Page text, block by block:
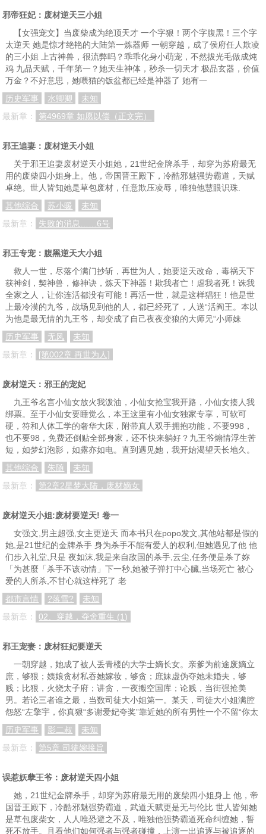
邪帝狂妃：废材逆天三小姐
【女强宠文】当废柴成为绝顶天才 一个字狠！两个字腹黑！三个字
太逆天 她是惊才绝艳的大陆第一炼器师 一朝穿越，成了侯府任人欺凌
的三小姐 上古神兽，很流弊吗？乖乖化身小萌宠，不然拔光毛做成炖
鸡 九品天赋，千年第一？她天生神体，秒杀一切天才 极品玄器，价值
万金？不好意思，她喂猫的饭盆都已经是神器了 她有一
历史军事
水卿卿
未知
最新章：
第4969章 如愿以偿（正文完）
邪王追妻：废材逆天小姐
关于邪王追妻废材逆天小姐她，21世纪金牌杀手，却穿为苏府最无
用的废柴四小姐身上。他，帝国晋王殿下，冷酷邪魅强势霸道，天赋
卓绝。世人皆知她是草包废材，任意欺压凌辱，唯独他慧眼识珠.
其他综合
苏小暖
未知
最新章：
失败的消息……6号
邪王专宠：腹黑逆天大小姐
救人一世，尽落个满门抄斩，再世为人，她要逆天改命，毒祸天下
获神剑，契神兽，修神诀，炼天下神器！欺我者亡！虐我者死！诛我
全家之人，让你连活都没有可能！再活一世，就是这样猖狂！他是世
上最冷漠的九爷，战场见到他的人，都已经死了，人送“活阎王。本以
为他是最无情的九王爷，却变成了自己夜夜变狼的大师兄“小师妹
历史军事
无风
未知
最新章：
[第002章 再世为人]
废材逆天：邪王的宠妃
九王爷名言小仙女放火我泼油，小仙女抢宝我开路，小仙女揍人我
绑票。至于小仙女要睡觉么，本王这里有小仙女独家专享，可软可
硬，符和人体工学的奢华大床，附带真人双手拥抱功能，不要998，
也不要98，免费还倒贴全部身家，还不快来躺好？九王爷煽情浮生苦
短，如梦幻泡影，如露亦如电。直到遇见她，我开始渴望天长地久。
其他综合
朱随
未知
最新章：
第2章2星梦大陆，废材嫡女
废材逆天小姐:废材要逆天! 卷一
女强文,男主超强,女主更逆天 而本书只在popo发文,其他站都是假的
她,是21世纪的金牌杀手 身为杀手不能有爱人的权利,但她遇见了他 他
们步入礼堂,只是 夜如沫,我是来自敌国的杀手,云尘,任务便是杀了妳
「为甚麼「杀手不该动情」下一秒,她被子弹打中心臟,当场死亡 被心
爱的人所杀,不甘心就这样死了 老
都市言情
?落雪?
未知
最新章：
02、穿越，夺舍重生 (1)
邪王宠妻：废材狂妃要逆天
一朝穿越，她成了被人丢青楼的大学士嫡长女。亲爹为前途废嫡立
庶，够狠；姨娘贪材私吞她嫁妆，够贪；庶妹虚伪夺她未婚夫，够
贱；比狠，火烧太子府；讲贪，一夜搬空国库；论贱，当街强抢美
男。若论三者谁之最，当数司徒大小姐第一。某天，司徒大小姐满腔
怨怒“左擎宇，你真狠“多谢爱妃夸奖”靠近她的所有男性一个不留“你太
历史军事
影二叔
未知
最新章：
第5章 司徒婉接旨
误惹妖孽王爷：废材逆天四小姐
她，21世纪金牌杀手，却穿为苏府最无用的废柴四小姐身上 他，帝
国晋王殿下，冷酷邪魅强势霸道，武道天赋更是无与伦比 世人皆知她
是草包废柴女，人人唯恐避之不及，唯独他强势霸道死命纠缠她，誓
死不放手。且看他们如何强者与强者碰撞，上演一出追逐与被追逐的